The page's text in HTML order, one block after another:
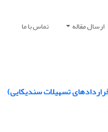
ارسال مقاله تماس با ما
تسهیلات سندیکایی)